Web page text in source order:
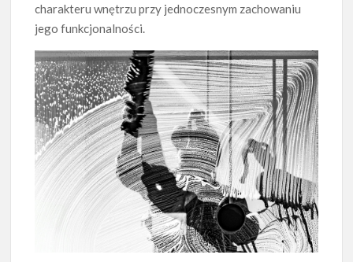
charakteru wnętrzu przy jednoczesnym zachowaniu
jego funkcjonalności.